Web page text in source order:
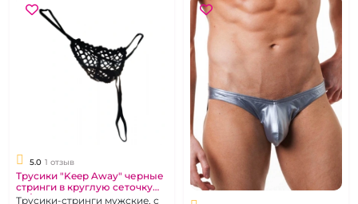
5.0 1 отзыв
Трусики "Keep Away" черные
стринги в круглую сеточку
XS/M
Трусики-стринги мужские, с